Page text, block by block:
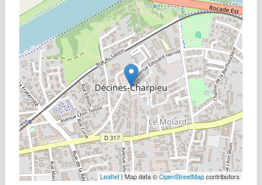
Leaflet | Map data ©OpenStreetMapcontributors